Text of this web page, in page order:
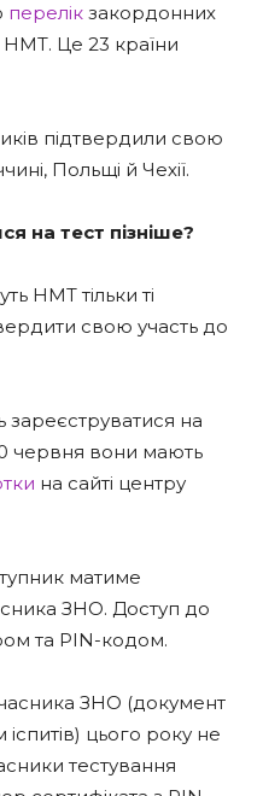
перелік закордонних
НМТ. Це 23 країни
підтвердили свою
Польщі й Чехії.
на тест пізніше?
НМТ тільки ті
свою участь до
на
червня вони мають
на сайті центру
матиме
ЗНО. Доступ до
та PIN-кодом.
ЗНО (документ
цього року не
тестування